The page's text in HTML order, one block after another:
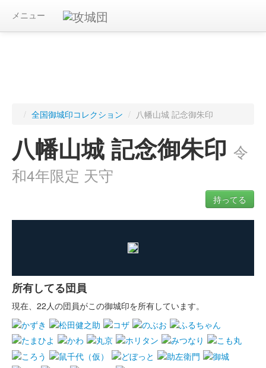
メニュー
/ 全国御城印コレクション / 八幡山城 記念御朱印
八幡山城 記念御朱印 令
和4年限定 天守
持ってる
所有してる団員
現在、22人の団員がこの御城印を所有しています。